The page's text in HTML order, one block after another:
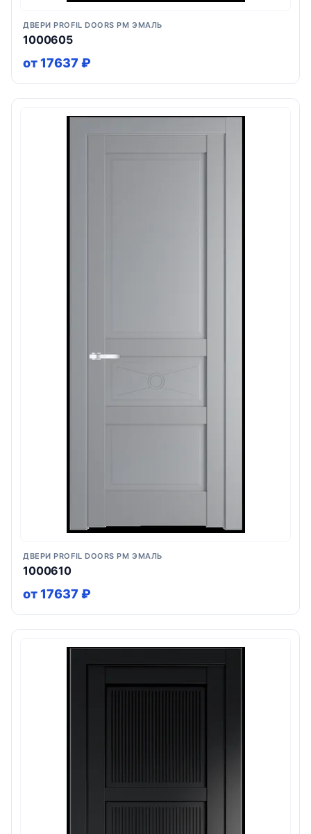
ДВЕРИ PROFIL DOORS PM ЭМАЛЬ
1000605
от 17637 ₽
ДВЕРИ PROFIL DOORS PM ЭМАЛЬ
1000610
от 17637 ₽